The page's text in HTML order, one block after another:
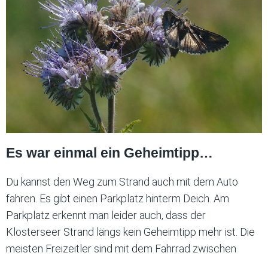
Es war einmal ein Geheimtipp…
Du kannst den Weg zum Strand auch mit dem Auto
fahren. Es gibt einen Parkplatz hinterm Deich. Am
Parkplatz erkennt man leider auch, dass der
Klosterseer Strand längs kein Geheimtipp mehr ist. Die
meisten Freizeitler sind mit dem Fahrrad zwischen